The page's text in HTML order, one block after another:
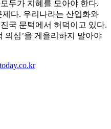
두가 지혜를 모아야 한다.
다. 우리나라는 산업화와
국 문턱에서 허덕이고 있다.
의심’을 게을리하지 말아야